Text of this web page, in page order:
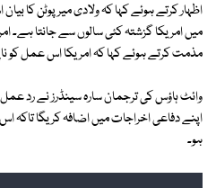
اظہار کرتے ہوئے کہا کہ ولادی میر پوٹن
میں امریکا گزشتہ کئی سالوں سے جانتا ہے۔
مذمت کرتے ہوئے کہا کہ امریکا اس عمل کو
وائٹ ہاؤس کی ترجمان سارہ سینڈرز نے رد عمل
اپنے دفاعی اخراجات میں اضافہ کریگا
ہو۔